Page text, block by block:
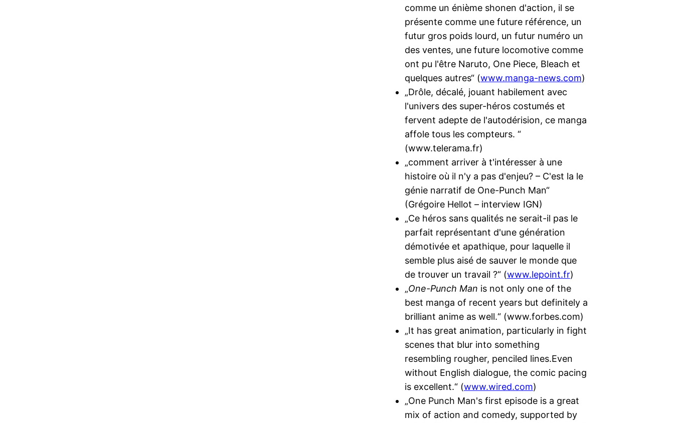
comme un énième shonen d'action, il se
présente comme une future référence, un
futur gros poids lourd, un futur numéro un
des ventes, une future locomotive comme
ont pu l'être Naruto, One Piece, Bleach et
quelques autres“ (www.manga-news.com)
„Drôle, décalé, jouant habilement avec
l'univers des super-héros costumés et
fervent adepte de l'autodérision, ce manga
affole tous les compteurs. “
(www.telerama.fr)
„comment arriver à t'intéresser à une
histoire où il n'y a pas d'enjeu? – C'est la le
génie narratif de One-Punch Man“
(Grégoire Hellot – interview IGN)
„Ce héros sans qualités ne serait-il pas le
parfait représentant d'une génération
démotivée et apathique, pour laquelle il
semble plus aisé de sauver le monde que
de trouver un travail ?“ (www.lepoint.fr)
„One-Punch Man is not only one of the
best manga of recent years but definitely a
brilliant anime as well.“ (www.forbes.com)
„It has great animation, particularly in fight
scenes that blur into something
resembling rougher, penciled lines.Even
without English dialogue, the comic pacing
is excellent.“ (www.wired.com)
„One Punch Man's first episode is a great
mix of action and comedy, supported by